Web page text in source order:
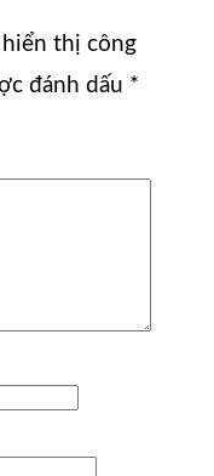
hiển thị công
đánh dấu *